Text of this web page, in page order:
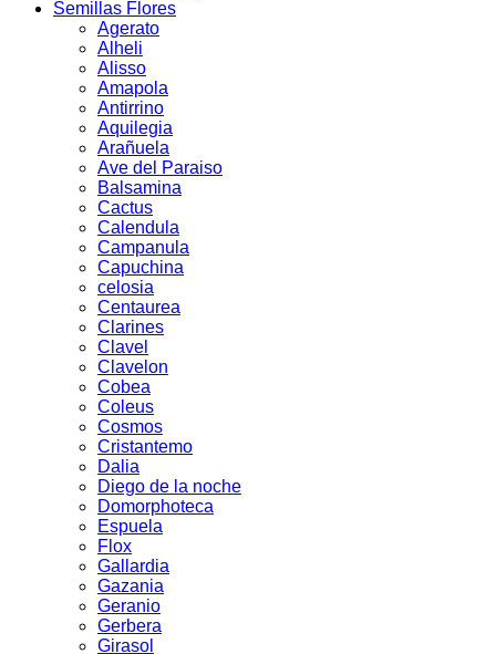
Semillas Flores
Agerato
Alheli
Alisso
Amapola
Antirrino
Aquilegia
Arañuela
Ave del Paraiso
Balsamina
Cactus
Calendula
Campanula
Capuchina
celosia
Centaurea
Clarines
Clavel
Clavelon
Cobea
Coleus
Cosmos
Cristantemo
Dalia
Diego de la noche
Domorphoteca
Espuela
Flox
Gallardia
Gazania
Geranio
Gerbera
Girasol